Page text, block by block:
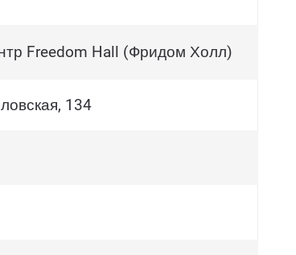
Freedom Hall (Фридом Холл)
134